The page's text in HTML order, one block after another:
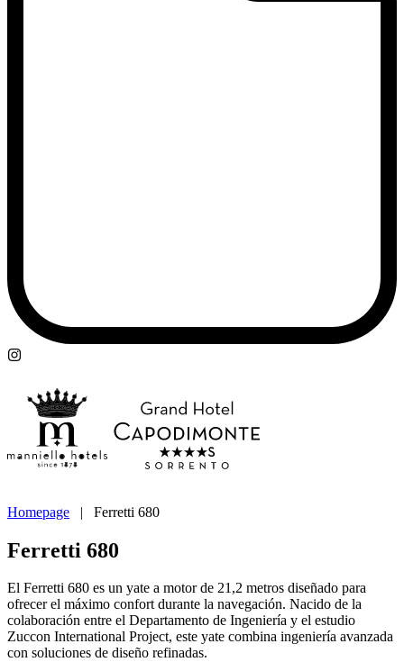
Homepage | Ferretti 680
Ferretti 680
El Ferretti 680 es un yate a motor de 21,2 metros diseñado para
ofrecer el máximo confort durante la navegación. Nacido de la
colaboración entre el Departamento de Ingeniería y el estudio
Zuccon International Project, este yate combina ingeniería avanzada
con soluciones de diseño refinadas.